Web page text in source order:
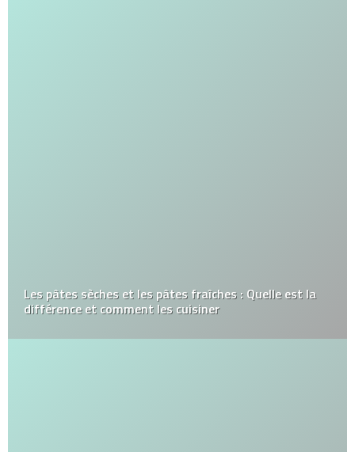
Les pâtes sèches et les pâtes fraîches : Quelle est la
différence et comment les cuisiner